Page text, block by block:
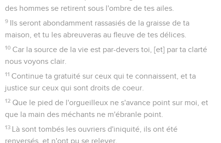
des hommes se retirent sous l'ombre de tes ailes.
9 Ils seront abondamment rassasiés de la graisse de ta
maison, et tu les abreuveras au fleuve de tes délices.
10 Car la source de la vie est par-devers toi, [et] par ta clarté
nous voyons clair.
11 Continue ta gratuité sur ceux qui te connaissent, et ta
justice sur ceux qui sont droits de coeur.
12 Que le pied de l'orgueilleux ne s'avance point sur moi, et
que la main des méchants ne m'ébranle point.
13 Là sont tombés les ouvriers d'iniquité, ils ont été
renversés, et n'ont pu se relever.